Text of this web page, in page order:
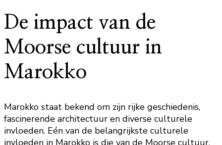
De impact van de
Moorse cultuur in
Marokko
Marokko staat bekend om zijn rijke geschiedenis,
fascinerende architectuur en diverse culturele
invloeden. Eén van de belangrijkste culturele
invloeden in Marokko is die van de Moorse cultuur.